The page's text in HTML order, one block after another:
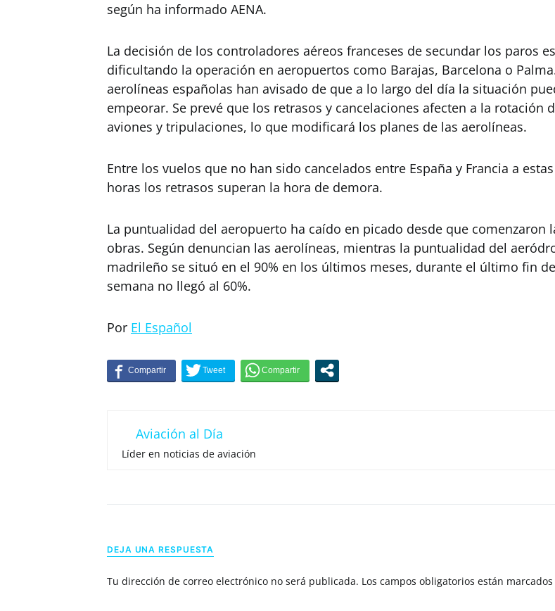
según ha informado AENA.
La decisión de los controladores aéreos franceses de secundar los paros
dificultando la operación en aeropuertos como Barajas, Barcelona o
aerolíneas españolas han avisado de que a lo largo del día la situación
empeorar. Se prevé que los retrasos y cancelaciones afecten a la rotación
aviones y tripulaciones, lo que modificará los planes de las aerolíneas.
Entre los vuelos que no han sido cancelados entre España y Francia a estas
horas los retrasos superan la hora de demora.
La puntualidad del aeropuerto ha caído en picado desde que comenzaron
obras. Según denuncian las aerolíneas, mientras la puntualidad del
madrileño se situó en el 90% en los últimos meses, durante el último fin de
semana no llegó al 60%.
Por El Español
Aviación al Día
Líder en noticias de aviación
DEJA UNA RESPUESTA
Tu dirección de correo electrónico no será publicada. Los campos obligatorios están marcados